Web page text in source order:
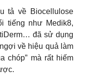
tả về Biocellulose
tiếng như Medik8,
đã sử dụng
về hiệu quả làm
chóp” mà rất hiếm